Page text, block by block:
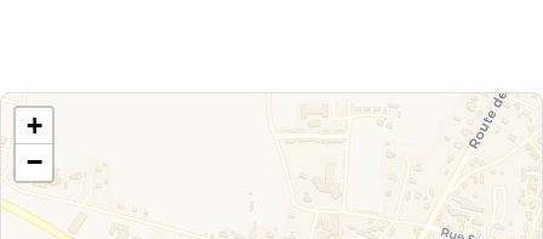
+
−